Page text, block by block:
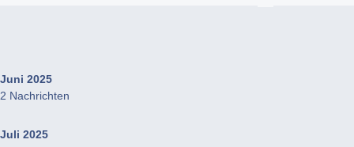
Juni 2025
2 Nachrichten
Juli 2025